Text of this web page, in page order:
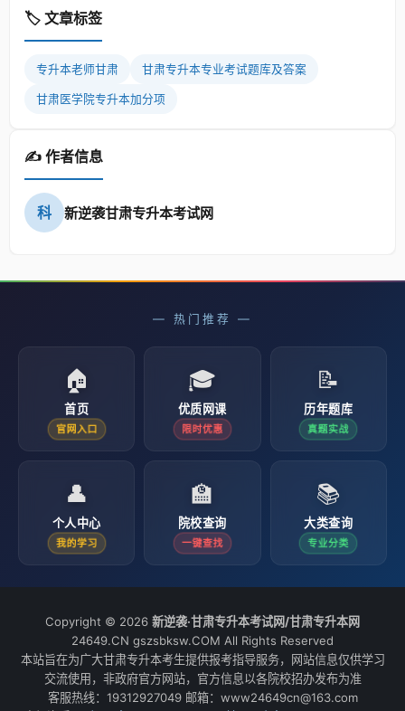
🏷️ 文章标签
专升本老师甘肃 甘肃专升本专业考试题库及答案
甘肃医学院专升本加分项
✍️ 作者信息
科 新逆袭甘肃专升本考试网
— 热门推荐 —
🏠
首页
官网入口
🎓
优质网课
限时优惠
📝
历年题库
真题实战
👤
个人中心
我的学习
🏫
院校查询
一键查找
📚
大类查询
专业分类
Copyright © 2026 新逆袭·甘肃专升本考试网/甘肃专升本网
24649.CN gszsbksw.COM All Rights Reserved
本站旨在为广大甘肃专升本考生提供报考指导服务，网站信息仅供学习
交流使用，非政府官方网站，官方信息以各院校招办发布为准
客服热线：19312927049 邮箱：www24649cn@163.com